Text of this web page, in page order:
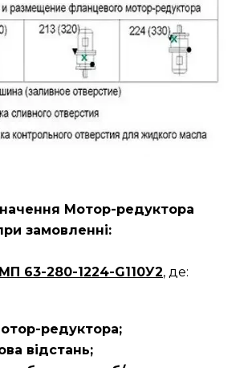
Мотор-редуктора
замовленні:
63-280-1224-G110У2, де:
редуктора;
відстань;